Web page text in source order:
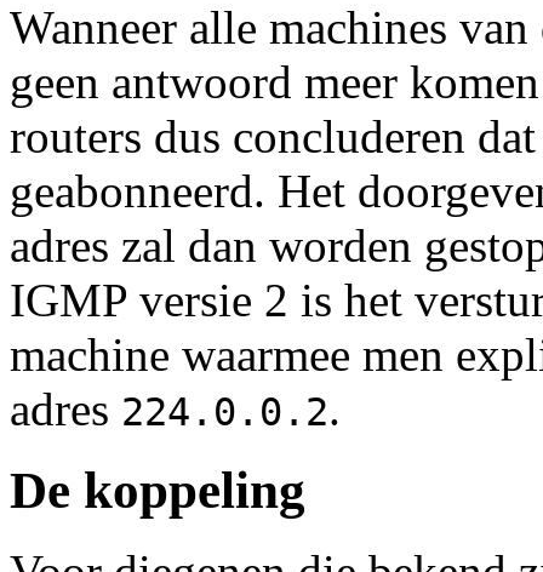
Wanneer alle machines
geen antwoord meer
routers dus concluderen
geabonneerd. Het
adres zal dan worden
IGMP versie 2 is het
machine waarmee men
adres 224.0.0.2.
De koppeling